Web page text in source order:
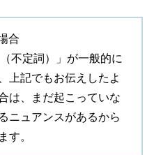
合
不定詞）」が一般的に
上記でもお伝えしたよ
は、まだ起こっていな
ニュアンスがあるから
す。